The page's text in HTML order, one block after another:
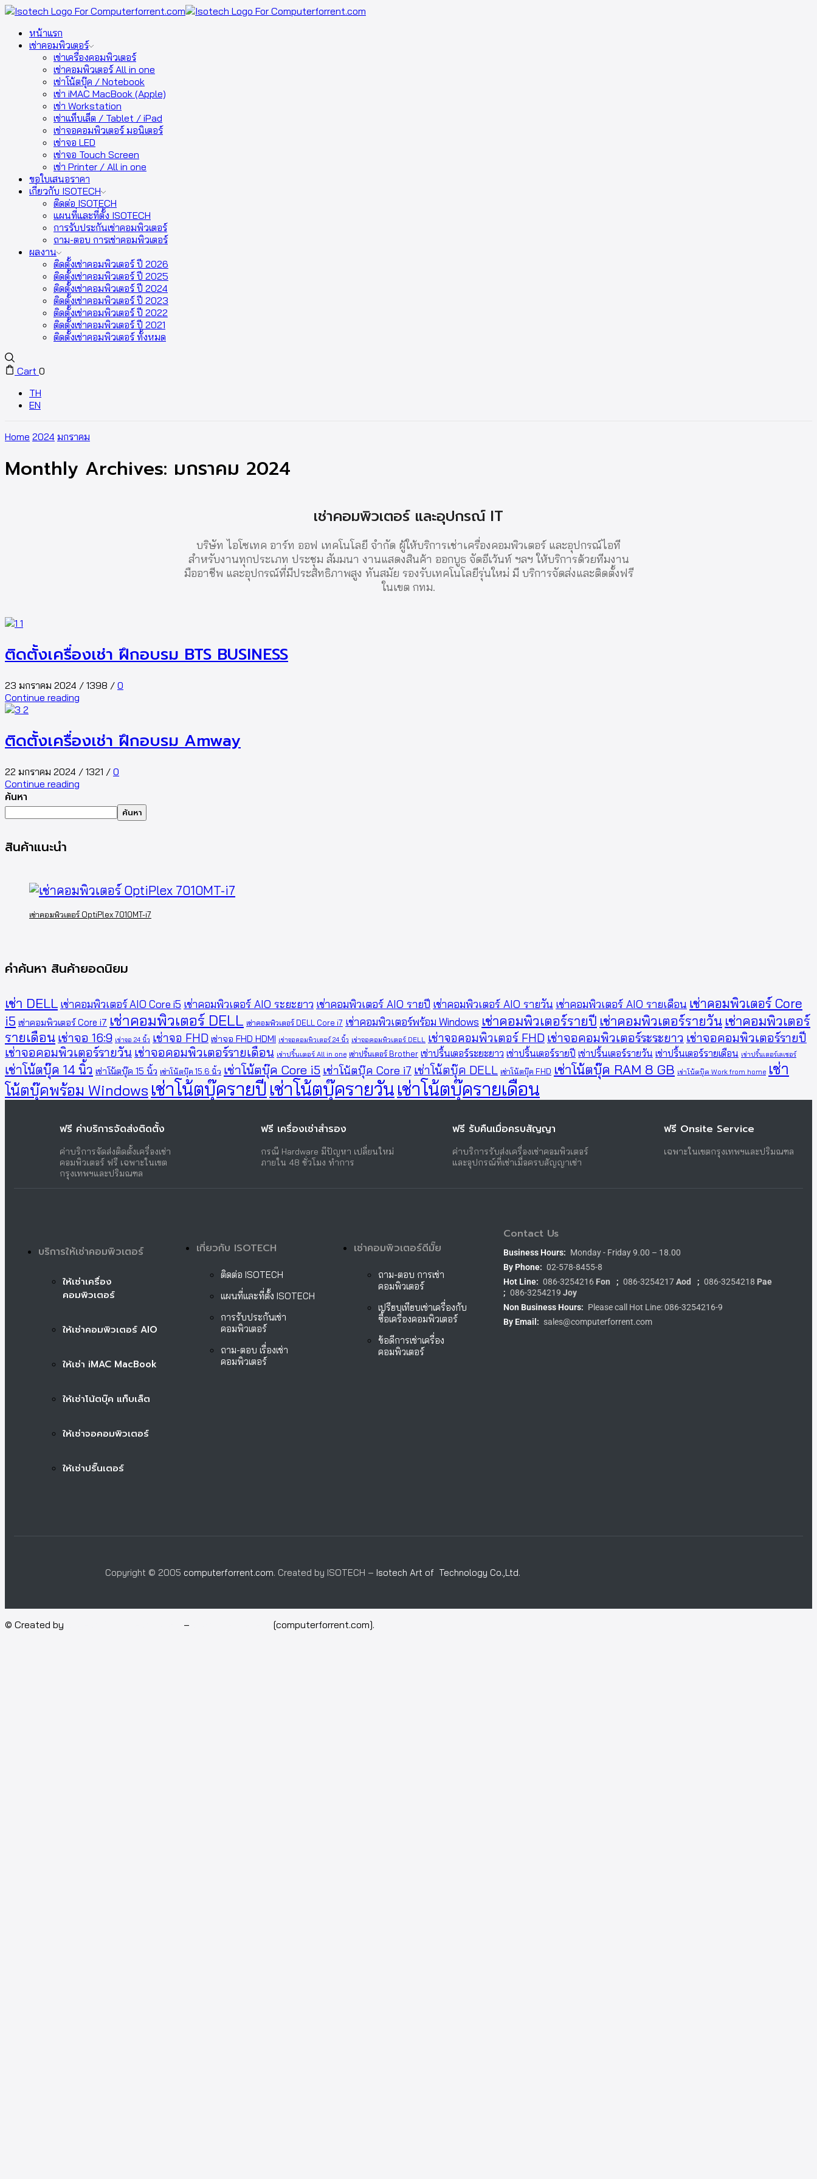
หน้าแรก
เช่าคอมพิวเตอร์
เช่าเครื่องคอมพิวเตอร์
เช่าคอมพิวเตอร์ All in one
เช่าโน้ตบุ๊ค / Notebook
เช่า iMAC MacBook (Apple)
เช่า Workstation
เช่าแท็บเล็ต / Tablet / iPad
เช่าจอคอมพิวเตอร์ มอนิเตอร์
เช่าจอ LED
เช่าจอ Touch Screen
เช่า Printer / All in one
ขอใบเสนอราคา
เกี่ยวกับ ISOTECH
ติดต่อ ISOTECH
แผนที่และที่ตั้ง ISOTECH
การรับประกันเช่าคอมพิวเตอร์
ถาม-ตอบ การเช่าคอมพิวเตอร์
ผลงาน
ติดตั้งเช่าคอมพิวเตอร์ ปี 2026
ติดตั้งเช่าคอมพิวเตอร์ ปี 2025
ติดตั้งเช่าคอมพิวเตอร์ ปี 2024
ติดตั้งเช่าคอมพิวเตอร์ ปี 2023
ติดตั้งเช่าคอมพิวเตอร์ ปี 2022
ติดตั้งเช่าคอมพิวเตอร์ ปี 2021
ติดตั้งเช่าคอมพิวเตอร์ ทั้งหมด
Cart 0
TH
EN
Home 2024 มกราคม
Monthly Archives: มกราคม 2024
เช่าคอมพิวเตอร์ และอุปกรณ์ IT
บริษัท ไอโซเทค อาร์ท ออฟ เทคโนโลยี จำกัด ผู้ให้บริการเช่าเครื่องคอมพิวเตอร์ และอุปกรณ์ไอที
สำหรับงานทุกประเภท ประชุม สัมมนา งานแสดงสินค้า ออกบูธ จัดอีเว้นท์ ฯลฯ ให้บริการด้วยทีมงาน
มืออาชีพ และอุปกรณ์ที่มีประสิทธิภาพสูง ทันสมัย รองรับเทคโนโลยีรุ่นใหม่ มี บริการจัดส่งและติดตั้งฟรี
ในเขต กทม.
ติดตั้งเครื่องเช่า ฝึกอบรม BTS BUSINESS
23 มกราคม 2024 / 1398 / 0
Continue reading
ติดตั้งเครื่องเช่า ฝึกอบรม Amway
22 มกราคม 2024 / 1321 / 0
Continue reading
ค้นหา
ค้นหา
สินค้าแนะนำ
เช่าคอมพิวเตอร์ OptiPlex 7010MT-i7
คำค้นหา สินค้ายอดนิยม
เช่า DELL เช่าคอมพิวเตอร์ AIO Core i5 เช่าคอมพิวเตอร์ AIO ระยะยาว เช่าคอมพิวเตอร์ AIO รายปี เช่าคอมพิวเตอร์ AIO รายวัน เช่าคอมพิวเตอร์ AIO รายเดือน เช่าคอมพิวเตอร์ Core
i5 เช่าคอมพิวเตอร์ Core i7 เช่าคอมพิวเตอร์ DELL เช่าคอมพิวเตอร์ DELL Core i7 เช่าคอมพิวเตอร์พร้อม Windows เช่าคอมพิวเตอร์รายปี เช่าคอมพิวเตอร์รายวัน เช่าคอมพิวเตอร์
รายเดือน เช่าจอ 16:9 เช่าจอ 24 นิ้ว เช่าจอ FHD เช่าจอ FHD HDMI เช่าจอคอมพิวเตอร์ 24 นิ้ว เช่าจอคอมพิวเตอร์ DELL เช่าจอคอมพิวเตอร์ FHD เช่าจอคอมพิวเตอร์ระระยาว เช่าจอคอมพิวเตอร์รายปี
เช่าจอคอมพิวเตอร์รายวัน เช่าจอคอมพิวเตอร์รายเดือน เช่าปริ้นเตอร์ All in one เช่าปริ้นเตอร์ Brother เช่าปริ้นเตอร์ระยะยาว เช่าปริ้นเตอร์รายปี เช่าปริ้นเตอร์รายวัน เช่าปริ้นเตอร์รายเดือน เช่าปริ้นเตอร์เลเซอร์
เช่าโน้ตบุ๊ค 14 นิ้ว เช่าโน้ตบุ๊ค 15 นิ้ว เช่าโน้ตบุ๊ค 15.6 นิ้ว เช่าโน้ตบุ๊ค Core i5 เช่าโน้ตบุ๊ค Core i7 เช่าโน้ตบุ๊ค DELL เช่าโน้ตบุ๊ค FHD เช่าโน้ตบุ๊ค RAM 8 GB เช่าโน้ตบุ๊ค Work from home เช่า
โน้ตบุ๊คพร้อม Windows เช่าโน้ตบุ๊ครายปี เช่าโน้ตบุ๊ครายวันเช่าโน้ตบุ๊ครายเดือน
ฟรี ค่าบริการจัดส่งติดตั้ง
ค่าบริการจัดส่งติดตั้งเครื่องเช่า
คอมพิวเตอร์ ฟรี เฉพาะในเขต
กรุงเทพฯและปริมณฑล
ฟรี เครื่องเช่าสำรอง
กรณี Hardware มีปัญหา เปลี่ยนใหม่
ภายใน 48 ชั่วโมง ทำการ
ฟรี รับคืนเมื่อครบสัญญา
ค่าบริการรับส่งเครื่องเช่าคอมพิวเตอร์
และอุปกรณ์ที่เช่าเมื่อครบสัญญาเช่า
ฟรี Onsite Service
เฉพาะในเขตกรุงเทพฯและปริมณฑล
บริการให้เช่าคอมพิวเตอร์
ให้เช่าเครื่อง
คอมพิวเตอร์
ให้เช่าคอมพิวเตอร์ AIO
ให้เช่า iMAC MacBook
ให้เช่าโน้ตบุ๊ค แท็บเล็ต
ให้เช่าจอคอมพิวเตอร์
ให้เช่าปริ๊นเตอร์
เกี่ยวกับ ISOTECH
ติดต่อ ISOTECH
แผนที่และที่ตั้ง ISOTECH
การรับประกันเช่า
คอมพิวเตอร์
ถาม-ตอบ เรื่องเช่า
คอมพิวเตอร์
เช่าคอมพิวเตอร์ดีมั๊ย
ถาม-ตอบ การเช่า
คอมพิวเตอร์
เปรียบเทียบเช่าเครื่องกับ
ซื้อเครื่องคอมพิวเตอร์
ข้อดีการเช่าเครื่อง
คอมพิวเตอร์
Contact Us
Business Hours: Monday - Friday 9.00 – 18.00
By Phone: 02-578-8455-8
Hot Line: 086-3254216 Fon ; 086-3254217Aod ; 086-3254218 Pae
; 086-3254219 Joy
Non Business Hours: Please call Hot Line: 086-3254216-9
By Email: sales@computerforrent.com
Copyright © 2005 computerforrent.com. Created by ISOTECH – Isotech Art of Technology Co.,Ltd.
© Created by – [computerforrent.com].